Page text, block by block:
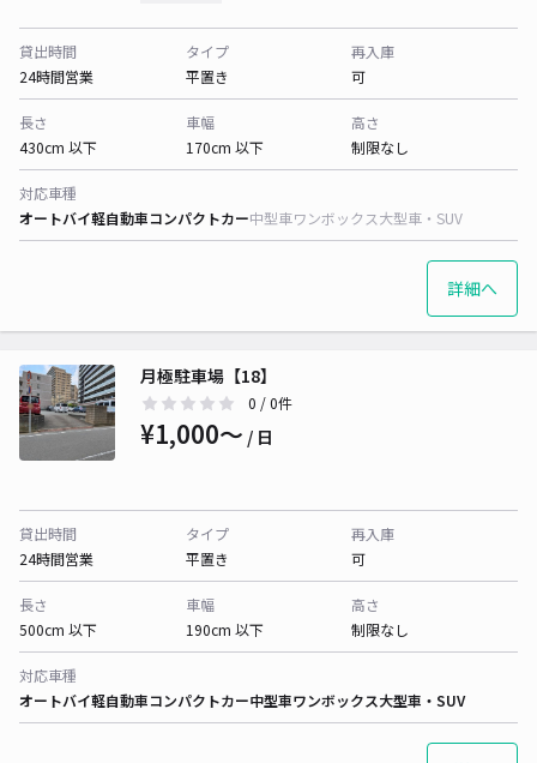
貸出時間
24時間営業
タイプ
平置き
再入庫
可
長さ
430cm 以下
車幅
170cm 以下
高さ
制限なし
対応車種
オートバイ軽自動車コンパクトカー中型車ワンボックス大型車・SUV
詳細へ
月極駐車場【18】
0 / 0件
¥1,000〜 / 日
貸出時間
24時間営業
タイプ
平置き
再入庫
可
長さ
500cm 以下
車幅
190cm 以下
高さ
制限なし
対応車種
オートバイ軽自動車コンパクトカー中型車ワンボックス大型車・SUV